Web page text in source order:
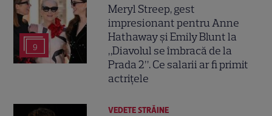
9
Meryl Streep, gest
impresionant pentru Anne
Hathaway și Emily Blunt la
„Diavolul se îmbracă de la
Prada 2”. Ce salarii ar fi primit
actrițele
VEDETE STRĂINE